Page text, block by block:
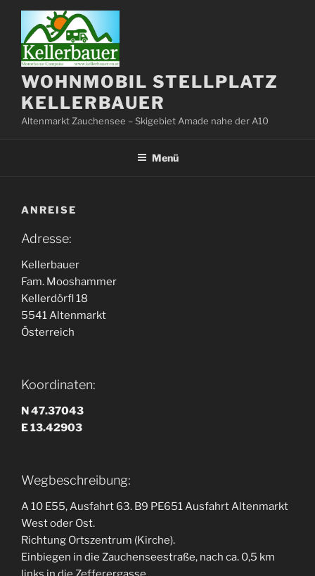
Zum
springen
WOHNMOBIL STELLPLATZ
KELLERBAUER
Altenmarkt Zauchensee – Skigebiet Amade nahe der A10
Menü
ANREISE
Adresse:
Kellerbauer
Fam. Mooshammer
Kellerdörfl 18
5541 Altenmarkt
Österreich
Koordinaten:
N 47.37043
E 13.42903
Wegbeschreibung:
A 10 E55, Ausfahrt 63. B9 PE651 Ausfahrt Altenmarkt
West oder Ost.
Richtung Ortszentrum (Kirche).
Einbiegen in die Zauchenseestraße, nach ca. 0,5 km